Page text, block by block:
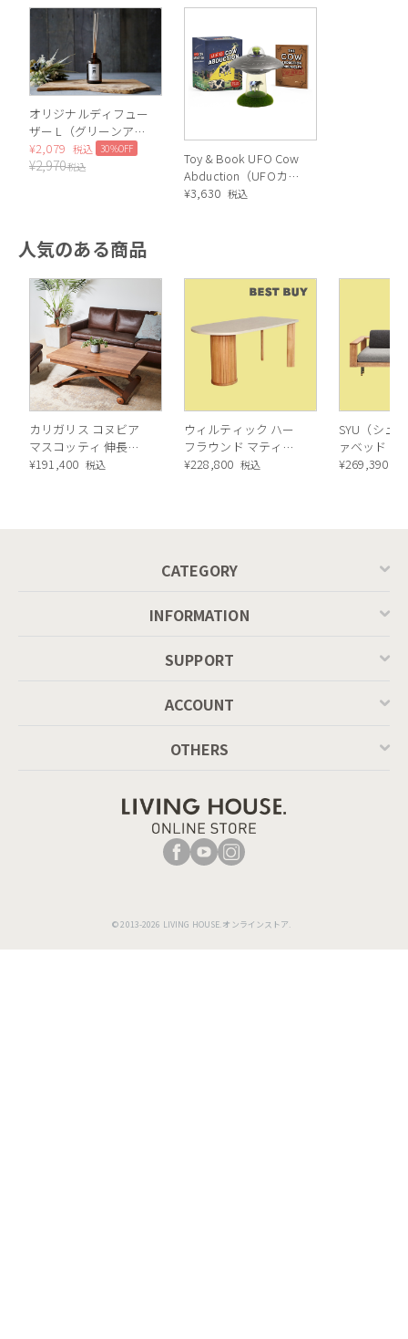
オリジナルディフュー
ザー L（グリーンアッ
プル）
¥2,079 税込 30%OFF
¥2,970税込
Toy & Book UFO Cow
Abduction（UFOカウ
アブダクション）
¥3,630 税込
人気のある商品
カリガリス コヌビア
マスコッティ 伸長・
昇降式テーブル ／
¥191,400 税込
ウィルティック ハー
フラウンド マティエ
ラ塗装 ダイニングテ
¥228,800 税込
SYU（シュ
ァベッド（
ル）190cm
¥269,390
CATEGORY
INFORMATION
SUPPORT
ACCOUNT
OTHERS
© 2013-2026 LIVING HOUSE.オンラインストア.